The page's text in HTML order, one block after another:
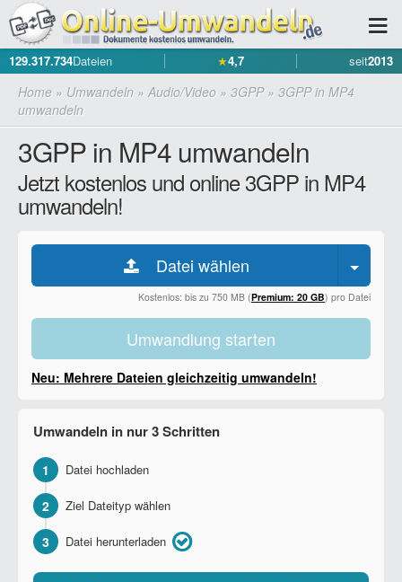
129.317.734Dateien ★4,7 seit2013
Home » Umwandeln » Audio/Video » 3GPP» 3GPP in MP4
umwandeln
3GPP in MP4 umwandeln
Jetzt kostenlos und online 3GPP in MP4
umwandeln!
Datei wählen
Kostenlos: bis zu 750 MB (Premium: 20 GB) pro Datei
Umwandlung starten
Neu: Mehrere Dateien gleichzeitig umwandeln!
Umwandeln in nur 3 Schritten
1 Datei hochladen
2 Ziel Dateityp wählen
3 Datei herunterladen